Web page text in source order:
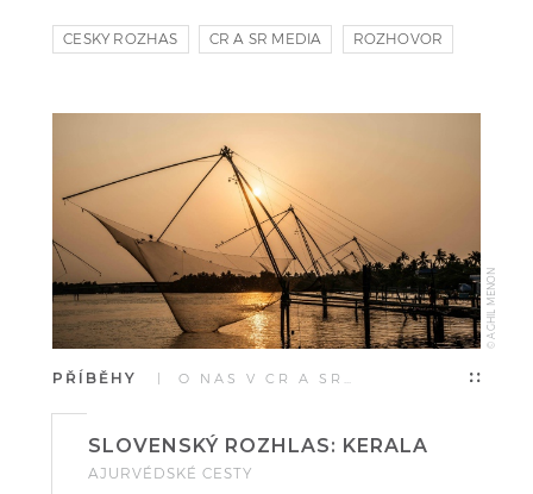
CESKY ROZHAS CR A SR MEDIA ROZHOVOR
© AGHIL MENON
PŘÍBĚHY | O NÁS V ČR A SR…
SLOVENSKÝ ROZHLAS: KERALA
AJURVÉDSKÉ CESTY